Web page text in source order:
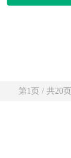
第1页 / 共20页